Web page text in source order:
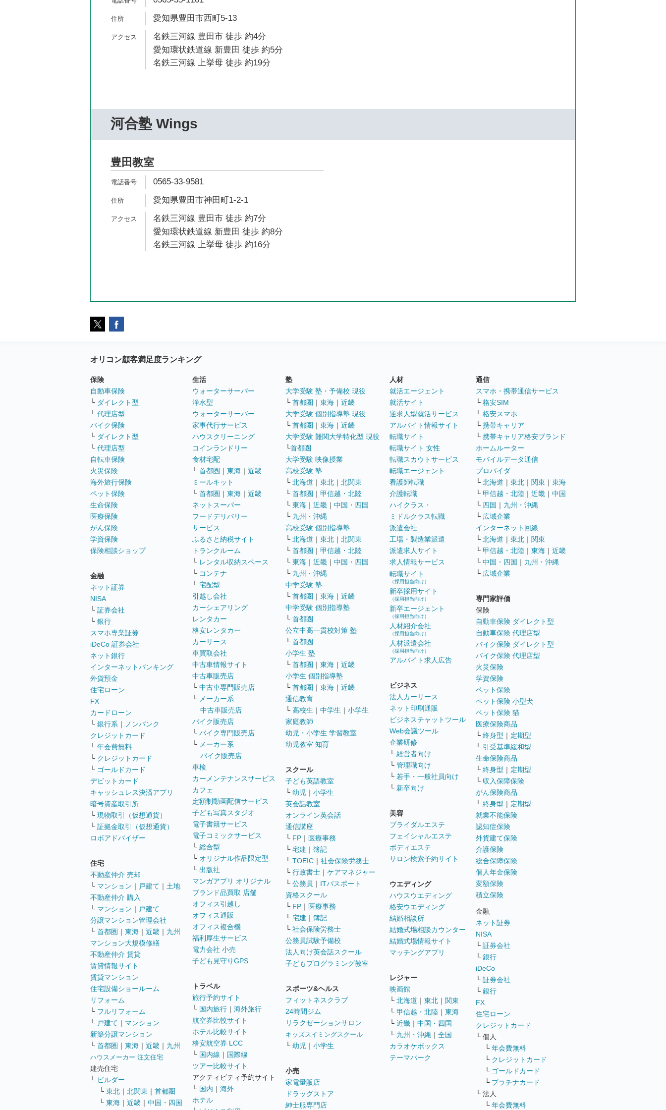
愛知県豊田市西町5-13
名鉄三河線 豊田市 徒歩 約4分
愛知環状鉄道線 新豊田 徒歩 約5分
名鉄三河線 上挙母 徒歩 約19分
河合塾 Wings
豊田教室
0565-33-9581
愛知県豊田市神田町1-2-1
名鉄三河線 豊田市 徒歩 約7分
愛知環状鉄道線 新豊田 徒歩 約8分
名鉄三河線 上挙母 徒歩 約16分
オリコン顧客満足度ランキング
保険
自動車保険
└ ダイレクト型
└ 代理店型
バイク保険
└ ダイレクト型
└ 代理店型
自転車保険
火災保険
海外旅行保険
ペット保険
生命保険
医療保険
がん保険
学資保険
保険相談ショップ
金融
ネット証券
NISA
└ 証券会社
└ 銀行
スマホ専業証券
iDeCo 証券会社
ネット銀行
インターネットバンキング
外貨預金
住宅ローン
FX
カードローン
└ 銀行系 ｜
ノンバンク
クレジットカード
└ 年会費無料
└ クレジットカード
└ ゴールドカード
デビットカード
キャッシュレス決済アプリ
暗号資産取引所
└ 現物取引（仮想通貨）
└ 証拠金取引（仮想通貨）
ロボアドバイザー
住宅
不動産仲介 売却
└ マンション ｜ 戸建て ｜ 土地
不動産仲介 購入
└ マンション ｜ 戸建て
分譲マンション管理会社
└ 首都圏 ｜ 東海 ｜ 近畿 ｜ 九州
マンション大規模修繕
不動産仲介 賃貸
賃貸情報サイト
賃貸マンション
住宅設備ショールーム
リフォーム
└ フルリフォーム
└ 戸建て ｜ マンション
新築分譲マンション
└ 首都圏 ｜ 東海 ｜ 近畿 ｜ 九州
ハウスメーカー 注文住宅
建売住宅
└ ビルダー
└ 東北 ｜ 北関東 ｜ 首都圏
└ 東海 ｜ 近畿 ｜ 中国・四国
生活
ウォーターサーバー
浄水型
ウォーターサーバー
家事代行サービス
ハウスクリーニング
コインランドリー
食材宅配
└ 首都圏 ｜ 東海 ｜ 近畿
ミールキット
└ 首都圏 ｜ 東海 ｜ 近畿
ネットスーパー
フードデリバリー
サービス
ふるさと納税サイト
トランクルーム
└ レンタル収納スペース
└ コンテナ
└ 宅配型
引越し会社
カーシェアリング
レンタカー
格安レンタカー
カーリース
車買取会社
中古車情報サイト
中古車販売店
└ 中古車専門販売店
└ メーカー系
中古車販売店
バイク販売店
└ バイク専門販売店
└ メーカー系
バイク販売店
車検
カーメンテナンスサービス
カフェ
定額制動画配信サービス
子ども写真スタジオ
電子書籍サービス
電子コミックサービス
└ 総合型
└ オリジナル作品限定型
└ 出版社
マンガアプリ オリジナル
ブランド品買取 店舗
オフィス引越し
オフィス通販
オフィス複合機
福利厚生サービス
電力会社 小売
子ども見守りGPS
トラベル
旅行予約サイト
└ 国内旅行 ｜ 海外旅行
航空券比較サイト
ホテル比較サイト
格安航空券 LCC
└ 国内線 ｜ 国際線
ツアー比較サイト
アクティビティ予約サイト
└ 国内 ｜ 海外
ホテル
塾
大学受験 塾・予備校 現役
└ 首都圏 ｜ 東海 ｜ 近畿
大学受験 個別指導塾 現役
└ 首都圏 ｜ 東海 ｜ 近畿
大学受験 難関大学特化型 現役
└首都圏
大学受験 映像授業
高校受験 塾
└ 北海道 ｜ 東北 ｜ 北関東
└ 首都圏 ｜ 甲信越・北陸
└ 東海 ｜ 近畿 ｜ 中国・四国
└ 九州・沖縄
高校受験 個別指導塾
└ 北海道 ｜ 東北 ｜ 北関東
└ 首都圏 ｜ 甲信越・北陸
└ 東海 ｜ 近畿 ｜ 中国・四国
└ 九州・沖縄
中学受験 塾
└ 首都圏 ｜ 東海 ｜ 近畿
中学受験 個別指導塾
└ 首都圏
公立中高一貫校対策 塾
└ 首都圏
小学生 塾
└ 首都圏 ｜ 東海 ｜ 近畿
小学生 個別指導塾
└ 首都圏 ｜ 東海 ｜ 近畿
通信教育
└ 高校生 ｜ 中学生 ｜ 小学生
家庭教師
幼児・小学生 学習教室
幼児教室 知育
スクール
子ども英語教室
└ 幼児 ｜ 小学生
英会話教室
オンライン英会話
通信講座
└ FP ｜ 医療事務
└ 宅建 ｜ 簿記
└ TOEIC ｜ 社会保険労務士
└ 行政書士 ｜ ケアマネジャー
└ 公務員 ｜ ITパスポート
資格スクール
└ FP ｜ 医療事務
└ 宅建 ｜ 簿記
└ 社会保険労務士
公務員試験予備校
法人向け英会話スクール
子どもプログラミング教室
スポーツ&ヘルス
フィットネスクラブ
24時間ジム
リラクゼーションサロン
キッズスイミングスクール
└ 幼児 ｜ 小学生
小売
家電量販店
ドラッグストア
紳士服専門店
人材
就活エージェント
就活サイト
逆求人型就活サービス
アルバイト情報サイト
転職サイト
転職サイト 女性
転職スカウトサービス
転職エージェント
看護師転職
介護転職
ハイクラス・
ミドルクラス転職
派遣会社
工場・製造業派遣
派遣求人サイト
求人情報サービス
転職サイト
（採用担当向け）
新卒採用サイト
（採用担当向け）
新卒エージェント
（採用担当向け）
人材紹介会社
（採用担当向け）
人材派遣会社
（採用担当向け）
アルバイト求人広告
ビジネス
法人カーリース
ネット印刷通販
ビジネスチャットツール
Web会議ツール
企業研修
└ 経営者向け
└ 管理職向け
└ 若手・一般社員向け
└ 新卒向け
美容
ブライダルエステ
フェイシャルエステ
ボディエステ
サロン検索予約サイト
ウエディング
ハウスウエディング
格安ウエディング
結婚相談所
結婚式場相談カウンター
結婚式場情報サイト
マッチングアプリ
レジャー
映画館
└ 北海道 ｜ 東北 ｜ 関東
└ 甲信越・北陸 ｜ 東海
└ 近畿 ｜ 中国・四国
└ 九州・沖縄 ｜ 全国
カラオケボックス
テーマパーク
通信
スマホ・携帯通信サービス
└ 格安SIM
└ 格安スマホ
└ 携帯キャリア
└ 携帯キャリア格安ブランド
ホームルーター
モバイルデータ通信
プロバイダ
└ 北海道 ｜ 東北 ｜ 関東 ｜ 東海
└ 甲信越・北陸 ｜ 近畿 ｜ 中国
└ 四国 ｜ 九州・沖縄
└ 広域企業
インターネット回線
└ 北海道 ｜ 東北 ｜ 関東
└ 甲信越・北陸 ｜ 東海 ｜ 近畿
└ 中国・四国 ｜ 九州・沖縄
└ 広域企業
専門家評価
保険
自動車保険 ダイレクト型
自動車保険 代理店型
バイク保険 ダイレクト型
バイク保険 代理店型
火災保険
学資保険
ペット保険
ペット保険 小型犬
ペット保険 猫
医療保険商品
└ 終身型 ｜ 定期型
└ 引受基準緩和型
生命保険商品
└ 終身型 ｜ 定期型
└ 収入保障保険
がん保険商品
└ 終身型 ｜ 定期型
就業不能保険
認知症保険
外貨建て保険
介護保険
総合保障保険
個人年金保険
変額保険
積立保険
金融
ネット証券
NISA
└ 証券会社
└ 銀行
iDeCo
└ 証券会社
└ 銀行
FX
住宅ローン
クレジットカード
└ 個人
└ 年会費無料
└ クレジットカード
└ ゴールドカード
└ プラチナカード
└ 法人
└ 年会費無料